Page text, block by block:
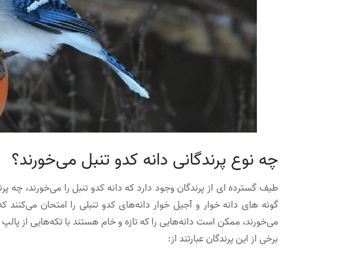
چه نوع پرندگانی دانه کدو تنبل می‌خورند؟
طیف گسترده ای از پرندگان وجود دارد که دانه کدو تنبل را می‌خورند،
گونه های دانه‌ خوار و آجیل ‌خوار دانه‌های کدو تنبلی را امتحان
می‌خورند، ممکن است دانه‌هایی را که تازه و خام هستند با تکه‌هایی از
برخی از این پرندگان عبارتند از: